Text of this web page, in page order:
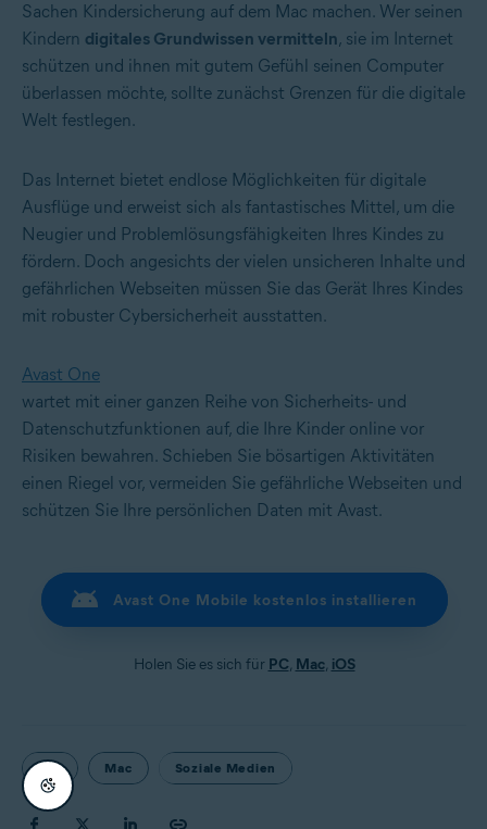
Sachen Kindersicherung auf dem Mac machen. Wer seinen
Kindern digitales Grundwissen vermitteln, sie im Internet
schützen und ihnen mit gutem Gefühl seinen Computer
überlassen möchte, sollte zunächst Grenzen für die digitale
Welt festlegen.
Das Internet bietet endlose Möglichkeiten für digitale
Ausflüge und erweist sich als fantastisches Mittel, um die
Neugier und Problemlösungsfähigkeiten Ihres Kindes zu
fördern. Doch angesichts der vielen unsicheren Inhalte und
gefährlichen Webseiten müssen Sie das Gerät Ihres Kindes
mit robuster Cybersicherheit ausstatten.
Avast One
wartet mit einer ganzen Reihe von Sicherheits- und
Datenschutzfunktionen auf, die Ihre Kinder online vor
Risiken bewahren. Schieben Sie bösartigen Aktivitäten
einen Riegel vor, vermeiden Sie gefährliche Webseiten und
schützen Sie Ihre persönlichen Daten mit Avast.
Avast One Mobile kostenlos installieren
Holen Sie es sich für PC, Mac, iOS
iOS Mac Soziale Medien